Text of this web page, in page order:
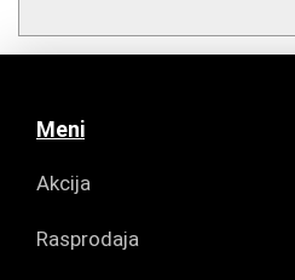
Meni
Akcija
Rasprodaja